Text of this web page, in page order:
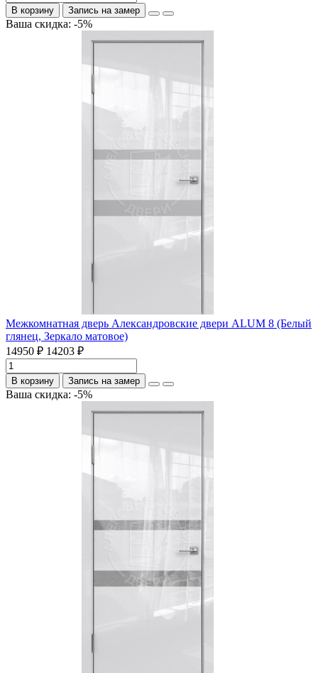
В корзину Запись на замер
Ваша скидка: -5%
Межкомнатная дверь Александровские двери ALUM 8 (Белый
глянец, Зеркало матовое)
14950 ₽ 14203 ₽
В корзину Запись на замер
Ваша скидка: -5%